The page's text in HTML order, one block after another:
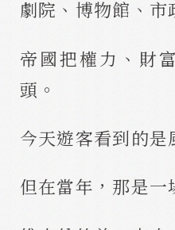
劇院、博物館、市
帝國把權力、財
頭。
今天遊客看到的是
但在當年，那是一